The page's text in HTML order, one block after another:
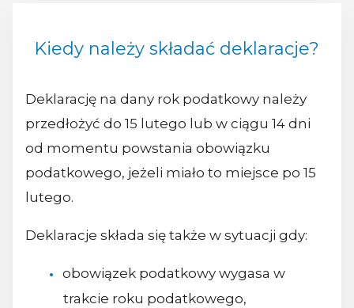
Kiedy należy składać deklaracje?
Deklarację na dany rok podatkowy należy
przedłożyć do 15 lutego lub w ciągu 14 dni
od momentu powstania obowiązku
podatkowego, jeżeli miało to miejsce po 15
lutego.
Deklaracje składa się także w sytuacji gdy:
obowiązek podatkowy wygasa w
trakcie roku podatkowego,